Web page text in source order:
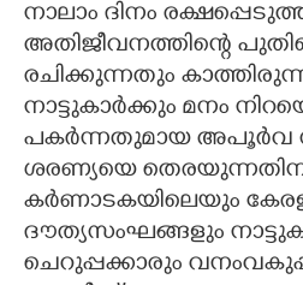
LITERATURE
CONTACT US
നാലാം ദിനം
അതിജീവനത്തിന്റെ
രചിക്കുന്നതും
നാട്ടുകാർക്കും മനം
പകർന്നതുമായ അപൂർവ
ശരണ്യയെ
കർണാടകയിലെയും
ദൗത്യസംഘങ്ങളും
ചെറുപ്പക്കാരും